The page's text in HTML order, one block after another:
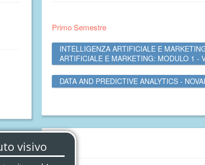
Primo Semestre
INTELLIGENZA ARTIFICIALE E
ARTIFICIALE E MARKETING: MODULO 1 -
DATA AND PREDICTIVE ANALYTICS -